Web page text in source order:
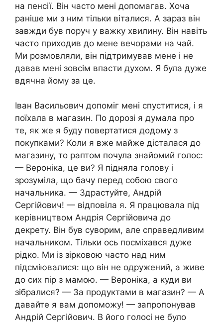
на пенсії. Він часто мені допомагав. Хоча
раніше ми з ним тільки віталися. А зараз він
завжди був поруч у важку хвилину. Він навіть
часто приходив до мене вечорами на чай.
Ми розмовляли, він підтримував мене і не
давав мені зовсім впасти духом. Я була дуже
вдячна йому за це.
Іван Васильович допоміг мені спуститися, і я
поїхала в магазин. По дорозі я думала про
те, як же я буду повертатися додому з
покупками? Коли я вже майже дісталася до
магазину, то раптом почула знайомий голос:
— Вероніка, це ви? Я підняла голову і
зрозуміла, що бачу перед собою свого
начальника. — Здрастуйте, Андрій
Сергійович! — відповіла я. Я працювала під
керівництвом Андрія Сергійовича до
декрету. Він був суворим, але справедливим
начальником. Тільки ось посміхався дуже
рідко. Ми із зірковою часто над ним
підсміювалися: що він не одружений, а живе
до сих пір з мамою. — Вероніка, а куди ви
зібралися? — За продуктами в магазин? — А
давайте я вам допоможу! — запропонував
Андрій Сергійович. В його голосі не було